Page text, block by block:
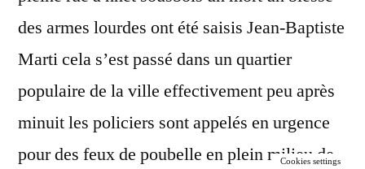
des armes lourdes ont été saisis Jean-Baptiste
Marti cela s’est passé dans un quartier
populaire de la ville effectivement peu après
minuit les policiers sont appelés en urgence
pour des feux de poubelle en plein milieu de
Cookies settings